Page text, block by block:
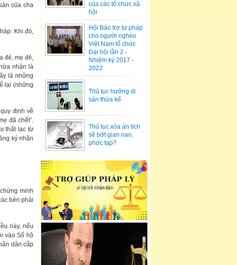
của cha
Khi đó,
đẻ, mẹ đẻ,
nhận là
là những
lại (những
định về
đã chết”.
thất lạc từ
ký nhận
minh
bên phải
này, nếu
vào Sổ hộ
dân cấp
của các tổ chức xã
hội
Hội Bảo trợ tư pháp
cho người nghèo
Việt Nam tổ chức
Đại hội lần 2 -
Nhiệm kỳ 2017 -
2022
Thủ tục hưởng di
sản thừa kế
Thủ tục xóa án tích
sẽ bớt gian nan,
phức tạp?